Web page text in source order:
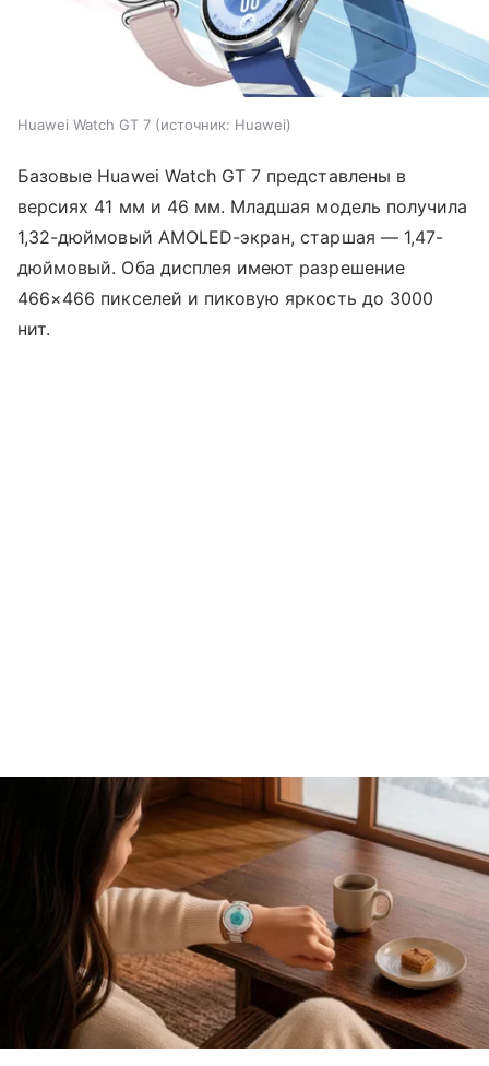
Huawei Watch GT 7 источник: Huawei
Базовые Huawei Watch GT 7 представлены в
версиях 41 мм и 46 мм. Младшая модель получила
1,32-дюймовый AMOLED-экран, старшая — 1,47-
дюймовый. Оба дисплея имеют разрешение
466×466 пикселей и пиковую яркость до 3000
нит.